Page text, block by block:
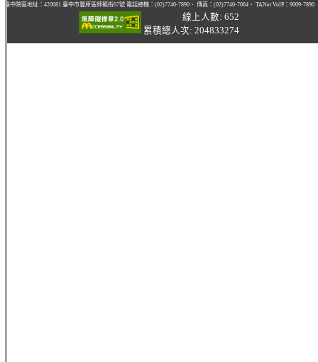
臺中院區地址：420081 臺中市豐原區師範街67號 電話總機：(02)7740-7890、 傳真：(02)7740-7064、 TANet VoIP：9009-7890
線上人數: 652
累積總人次: 204833274